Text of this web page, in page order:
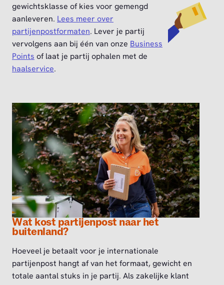
gewichtsklasse of kies voor gemengd
aanleveren. Lees meer over
partijenpostformaten. Lever je partij
vervolgens aan bij één van onze Business
Points of laat je partij ophalen met de
haalservice.
Wat kost partijenpost naar het
buitenland?
Hoeveel je betaalt voor je internationale
partijenpost hangt af van het formaat, gewicht en
totale aantal stuks in je partij. Als zakelijke klant